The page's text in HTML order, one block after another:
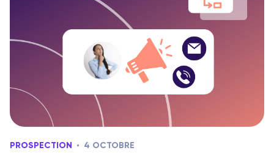
PROSPECTION 4 OCTOBRE